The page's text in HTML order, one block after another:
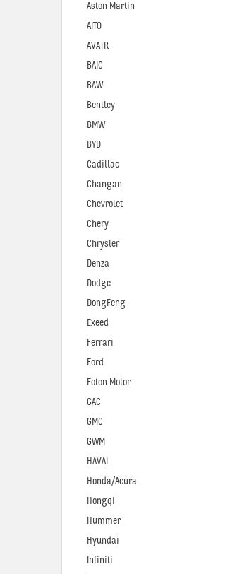
Aston Martin
AITO
AVATR
BAIC
BAW
Bentley
BMW
BYD
Cadillac
Changan
Chevrolet
Chery
Chrysler
Denza
Dodge
DongFeng
Exeed
Ferrari
Ford
Foton Motor
GAC
GMC
GWM
HAVAL
Honda/Acura
Hongqi
Hummer
Hyundai
Infiniti